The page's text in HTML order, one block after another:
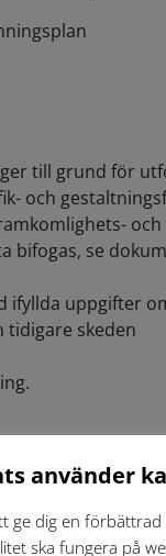
till grund för
och
bifogas, se
ifyllda uppgifter
tidigare skeden
gäller ej).
använder
ge dig en förbättrad
ska fungera på